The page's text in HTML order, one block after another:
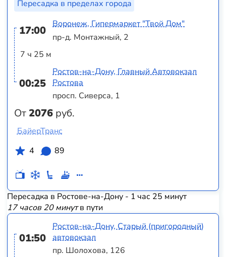
Пересадка в пределах города
17:00
7 ч 25 м
00:25
От2076 руб.
Воронеж, Гипермаркет "Твой Дом"
пр-д. Монтажный, 2
Ростов-на-Дону, Главный Автовокзал
Ростова
просп. Сиверса, 1
БайерТранс
4
89
Пересадка в Ростове-на-Дону - 1 час 25 минут
17 часов 20 минутв пути
01:50
Ростов-на-Дону, Старый (пригородный)
автовокзал
пр. Шолохова, 126